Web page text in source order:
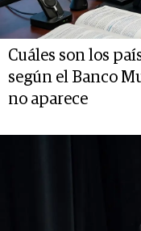
Cuáles son los
según el Banco
no aparece